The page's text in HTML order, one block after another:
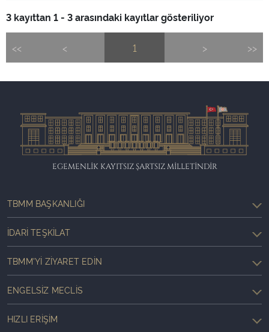
3 kayıttan 1 - 3 arasındaki kayıtlar gösteriliyor
<< < 1 > >>
EGEMENLİK KAYITSIZ ŞARTSIZ MİLLETİNDİR
TBMM BAŞKANLIĞI
İDARI TEŞKILAT
TBMM'YI ZIYARET EDIN
ENGELSIZ MECLIS
HIZLI ERIŞIM